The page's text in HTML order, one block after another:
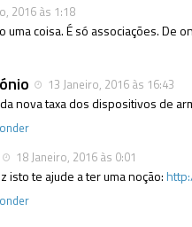
2016 às 1:18
uma coisa. É só associações. De
13 Janeiro, 2016 às 16:43
nova taxa dos dispositivos de
18 Janeiro, 2016 às 0:01
isto te ajude a ter uma noção: